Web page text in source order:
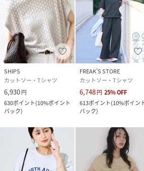
SHIPS
カットソー・Tシャツ
6,930円
630ポイント(10%ポイント
バック)
FREAK’S STORE
カットソー・Tシャツ
6,748円 25%OFF
613ポイント(10%ポイン
バック)